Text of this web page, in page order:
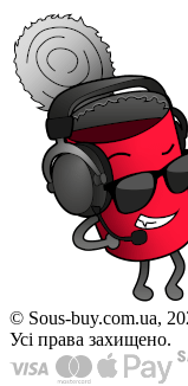
© Sous-buy.com.ua,
Усі права захищено.